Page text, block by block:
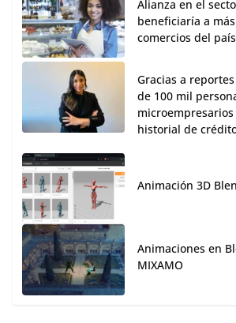
Alianza en el
beneficiaría a
comercios del país
Gracias a
de 100 mil
historial de
Animación 3D
Animaciones en
MIXAMO